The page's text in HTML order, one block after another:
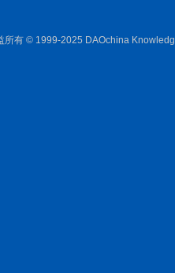
所有 © 1999-2025 DAOchina